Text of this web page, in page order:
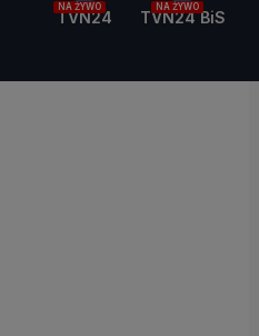
NA ŻYWO
TVN24
NA ŻYWO
TVN24 BiS